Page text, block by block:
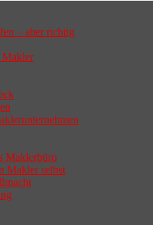
oder Inhaber
aber keinen
findet, droht nicht
– aber richtig
Makler
Maklerbüro
Makler selbst